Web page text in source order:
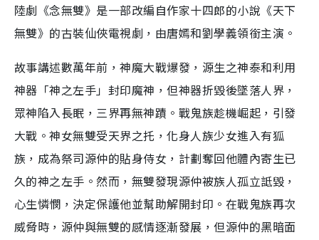
陸劇《念無雙》是一部改編自作家十四郎的小說《天下
無雙》的古裝仙俠電視劇，由唐嫣和劉學義領銜主演。
故事講述數萬年前，神魔大戰爆發，源生之神泰和利用
神器「神之左手」封印魔神，但神器折毀後墜落人界，
眾神陷入長眠，三界再無神蹟。戰鬼族趁機崛起，引發
大戰。神女無雙受天界之托，化身人族少女進入有狐
族，成為祭司源仲的貼身侍女，計劃奪回他體內寄生已
久的神之左手。然而，無雙發現源仲被族人孤立詆毀，
心生憐憫，決定保護他並幫助解開封印。在戰鬼族再次
威脅時，源仲與無雙的感情逐漸發展，但源仲的黑暗面